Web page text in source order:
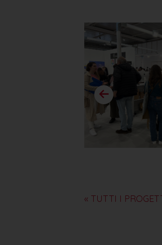
« TUTTI I